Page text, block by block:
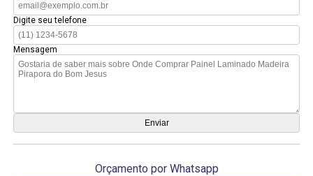
Digite seu telefone
Mensagem
Orçamento por Whatsapp